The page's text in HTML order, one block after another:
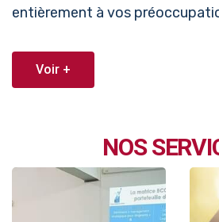
entièrement à vos
Voir +
NOS